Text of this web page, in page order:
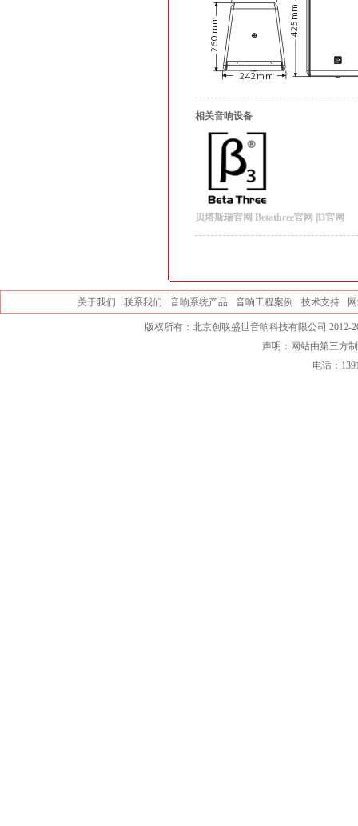
相关音响设备
贝塔斯瑞官网 Betathree官网 β3官网
关于我们 联系我们 音响系统产品 音响工程案例 技术支持
版权所有：北京创联盛世音响科技有限公司 2012-
声明：网站由第三方
电话：